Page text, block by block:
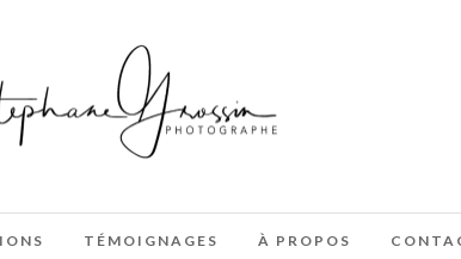
TÉMOIGNAGES À PROPOS